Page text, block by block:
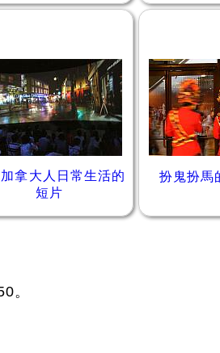
拿大人日常生活的
短片
扮鬼扮馬
。